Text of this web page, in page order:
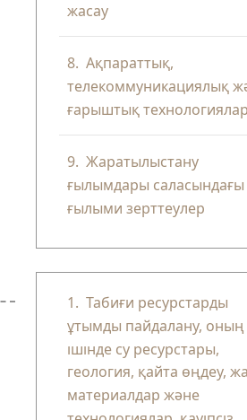
жасау
8.Ақпараттық,
телекоммуникациялық
ғарыштық
9.Жаратылыстану
ғылымдары саласындағы
ғылыми зерттеулер
1.Табиғи ресурстарды
ұтымды пайдалану, оның
ішінде су ресурстары,
геология, қайта өңдеу,
материалдар және